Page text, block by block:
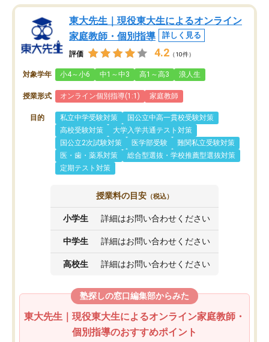
東大先生｜現役東大生によるオンライン
家庭教師・個別指導
詳しく見る
評価 4.2 （10件）
対象学年 小4～小6 中1～中3 高1～高3 浪人生
授業形式 オンライン個別指導(1:1) 家庭教師
目的 私立中学受験対策
国公立中高一貫校受験対策
高校受験対策
大学入学共通テスト対策
国公立2次試験対策
医学部受験
難関私立受験対策
医・歯・薬系対策
総合型選抜・学校推薦型選抜対策
定期テスト対策
授業料の目安 （税込）
小学生 詳細はお問い合わせください
中学生 詳細はお問い合わせください
高校生 詳細はお問い合わせください
塾探しの窓口編集部からみた
東大先生｜現役東大生によるオンライン家庭教師・
個別指導のおすすめポイント